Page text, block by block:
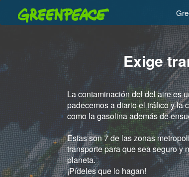
Exige
La contaminación del del aire es
padecemos a diario el tráfico y la
como la gasolina además de
Estas son 7 de las zonas
transporte para que sea seguro y
planeta.
¡Pídeles que lo hagan!